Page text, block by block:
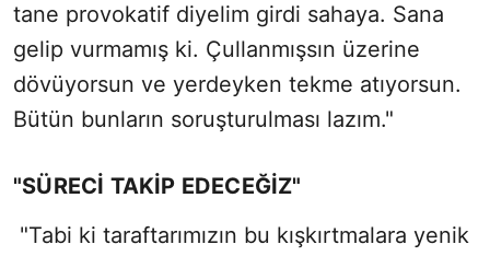
tane provokatif diyelim girdi sahaya. Sana
gelip vurmamış ki. Çullanmışsın üzerine
dövüyorsun ve yerdeyken tekme atıyorsun.
Bütün bunların soruşturulması lazım."
"SÜRECİ TAKİP EDECEĞİZ"
"Tabi ki taraftarımızın bu kışkırtmalara yenik